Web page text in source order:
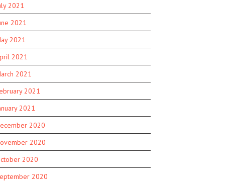
2021
2021
2021
2021
2021
2021
2021
2020
2020
2020
2020